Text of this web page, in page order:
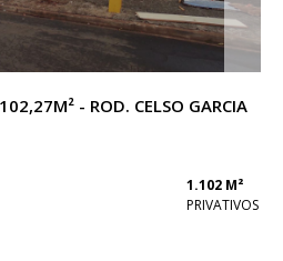
- ROD. CELSO GARCIA
1.102 M²
PRIVATIVOS